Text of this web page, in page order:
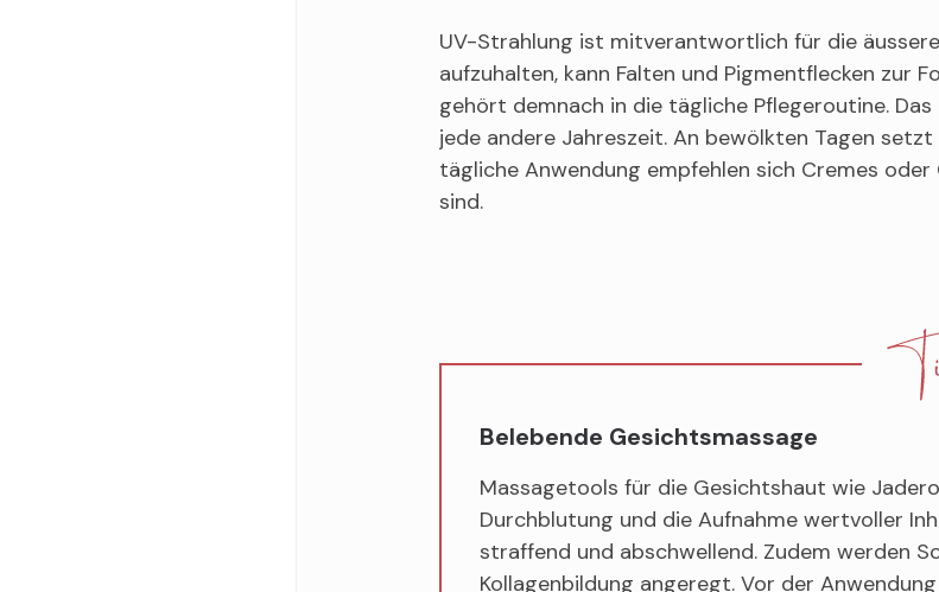
UV-Strahlung ist mitverantwortlich für die
aufzuhalten, kann Falten und Pigmentflecken zur
gehört demnach in die tägliche Pflegeroutine.
jede andere Jahreszeit. An bewölkten Tagen
tägliche Anwendung empfehlen sich Cremes
sind.
Belebende Gesichtsmassage
Massagetools für die Gesichtshaut wie
Durchblutung und die Aufnahme wertvoller
straffend und abschwellend. Zudem werden
Kollagenbildung angeregt. Vor der